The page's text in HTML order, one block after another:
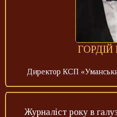
ГОРДІЙ
Директор КСП
Журналіст року в